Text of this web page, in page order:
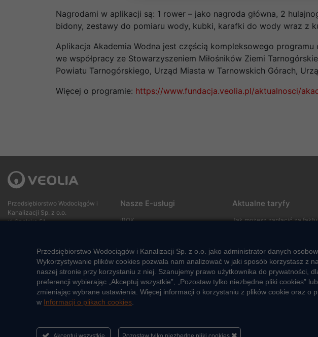
Nagrodami w aplikacji są: 1 rower – jako nagroda główna, 2
bidony, zestawy do pomiaru wody, kubki, karafki do wody wraz z
Aplikacja Akademia Wodna jest częścią kompleksowego
we współpracy ze Stowarzyszeniem Miłośników Ziemi
Powiatu Tarnogórskiego, Urząd Miasta w Tarnowskich Górach,
Więcej o programie: https://www.fundacja.veolia.pl/aktualnosci/
Przedsiębiorstwo Wodociągów i
Kanalizacji Sp. z o.o.
ul Opolska 51
Dyspozytor
32 78 40 244 lub 994
Biuro obsługi Klienta
32 78 40 200
Sekretariat
32 78 40 233
e-mail: sekretariattg@veolia.com
Nasze E-usługi
iBOK
e-faktura
Inspektor Ochrony Danych
Osobowych
Marcin Nawojski
e-mail:
Aktualne taryfy
Jak możesz zapłacić za
Zgłoś nieprawidłowość
Przyjmowanie i rozpatrywanie
zgłoszeń nieprawidłowości
Przedsiębiorstwo Wodociągów i Kanalizacji Sp. z o.o. jako administrator danych
Wykorzystywanie plików cookies pozwala nam analizować w jaki sposób korzystasz z
naszej stronie przy korzystaniu z niej. Szanujemy prawo użytkownika do prywatności,
preferencji wybierając „Akceptuj wszystkie”, „Pozostaw tylko niezbędne pliki cookies”
zmieniając wybrane ustawienia. Więcej informacji o korzystaniu z plików cookie oraz
w Informacji o plikach cookies